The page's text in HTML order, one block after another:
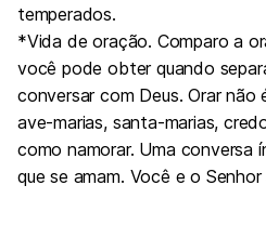
temperados.
*Vida de oração. Comparo a
você pode obter quando
conversar com Deus. Orar não
ave-marias, santa-marias,
como namorar. Uma conversa
que se amam. Você e o